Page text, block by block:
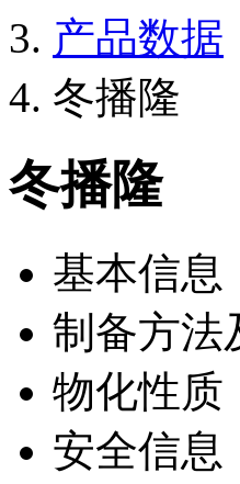
产品数据
冬播隆
冬播隆
基本信息
制备方法
物化性质
安全信息